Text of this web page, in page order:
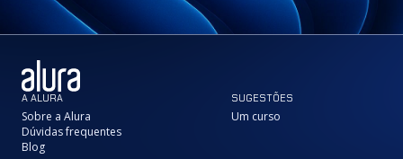
A ALURA
Sobre a Alura
Dúvidas frequentes
Blog
SUGESTÕES
Um curso